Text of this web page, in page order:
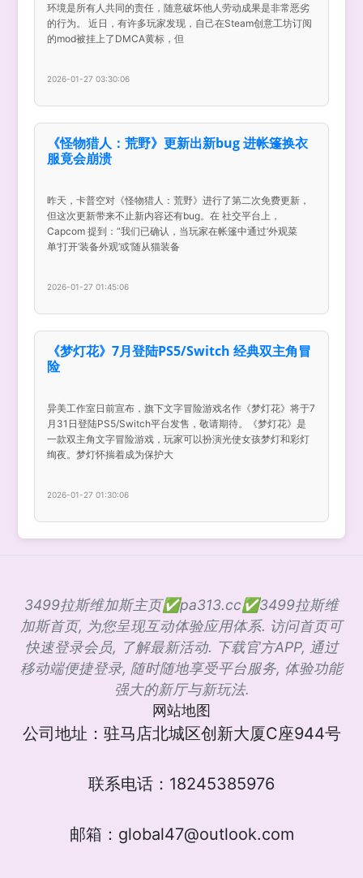
环境是所有人共同的责任，随意破坏他人劳动成果是非常恶劣
的行为。 近日，有许多玩家发现，自己在Steam创意工坊订阅
的mod被挂上了DMCA黄标，但
2026-01-27 03:30:06
《怪物猎人：荒野》更新出新bug 进帐篷换衣
服竟会崩溃
昨天，卡普空对《怪物猎人：荒野》进行了第二次免费更新，
但这次更新带来不止新内容还有bug。在 社交平台上，
Capcom 提到：“我们已确认，当玩家在帐篷中通过‘外观菜
单’打开‘装备外观’或‘随从猫装备
2026-01-27 01:45:06
《梦灯花》7月登陆PS5/Switch 经典双主角冒
险
异美工作室日前宣布，旗下文字冒险游戏名作《梦灯花》将于7
月31日登陆PS5/Switch平台发售，敬请期待。《梦灯花》是
一款双主角文字冒险游戏，玩家可以扮演光使女孩梦灯和彩灯
绚夜。梦灯怀揣着成为保护大
2026-01-27 01:30:06
3499拉斯维加斯主页✅pa313.cc✅3499拉斯维
加斯首页, 为您呈现互动体验应用体系. 访问首页可
快速登录会员, 了解最新活动. 下载官方APP, 通过
移动端便捷登录, 随时随地享受平台服务, 体验功能
强大的新厅与新玩法.
网站地图
公司地址：驻马店北城区创新大厦C座944号
联系电话：18245385976
邮箱：global47@outlook.com